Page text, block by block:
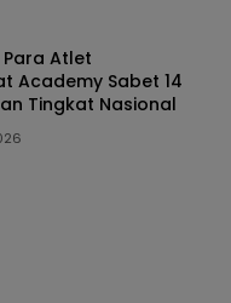
Atlet
Academy Sabet 14
Tingkat Nasional